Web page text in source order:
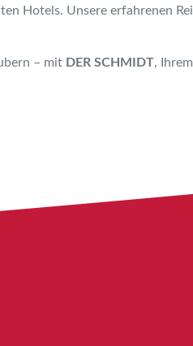
Hotels. Unsere erfahrenen
– mit DER SCHMIDT,